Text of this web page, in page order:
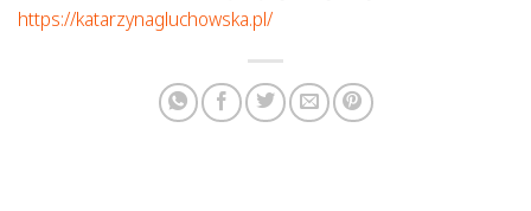
https://katarzynagluchowska.pl/